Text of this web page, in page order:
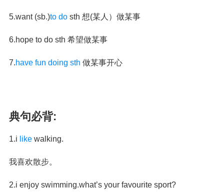
5.want (sb.)to do sth 想(某人）做某事
6.hope to do sth 希望做某事
7.have fun doing sth 做某事开心
典句必背:
1.i like walking.
我喜欢散步。
2.i enjoy swimming.what’s your favourite sport?